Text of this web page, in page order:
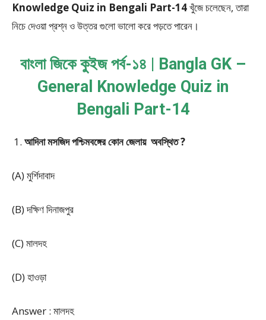
Knowledge Quiz in Bengali Part-14খুঁজে চলেছেন, তারা
নিচে দেওয়া প্রশ্ন ও উত্তর গুলো ভালো করে পড়তে পারেন।
বাংলা জিকে কুইজ পর্ব-১৪ | Bangla GK –
General Knowledge Quiz in
Bengali Part-14
আদিনা মসজিদ পশ্চিমবঙ্গের কোন জেলায় অবস্থিত ?
(A) মুর্শিদাবাদ
(B) দক্ষিণ দিনাজপুর
(C) মালদহ
(D) হাওড়া
Answer : মালদহ